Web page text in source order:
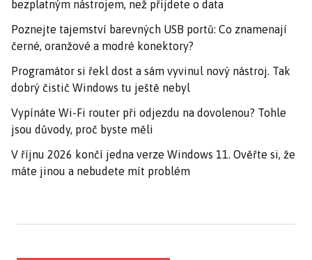
bezplatným nástrojem, než přijdete o data
Poznejte tajemství barevných USB portů: Co znamenají
černé, oranžové a modré konektory?
Programátor si řekl dost a sám vyvinul nový nástroj. Tak
dobrý čistič Windows tu ještě nebyl
Vypínáte Wi-Fi router při odjezdu na dovolenou? Tohle
jsou důvody, proč byste měli
V říjnu 2026 končí jedna verze Windows 11. Ověřte si, že
máte jinou a nebudete mít problém